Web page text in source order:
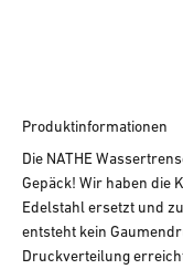
Produktinformationen
Die NATHE
Gepäck! Wir haben die
Edelstahl ersetzt und
entsteht kein
Druckverteilung